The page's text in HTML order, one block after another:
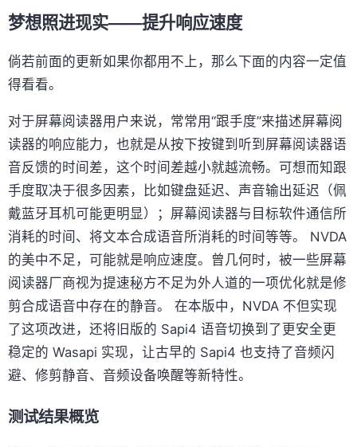
梦想照进现实——提升响应速度
倘若前面的更新如果你都用不上，那么下面的内容一定值
得看看。
对于屏幕阅读器用户来说，常常用“跟手度”来描述屏幕阅
读器的响应能力，也就是从按下按键到听到屏幕阅读器语
音反馈的时间差，这个时间差越小就越流畅。可想而知跟
手度取决于很多因素，比如键盘延迟、声音输出延迟（佩
戴蓝牙耳机可能更明显）；屏幕阅读器与目标软件通信所
消耗的时间、将文本合成语音所消耗的时间等等。 NVDA
的美中不足，可能就是响应速度。曾几何时，被一些屏幕
阅读器厂商视为提速秘方不足为外人道的一项优化就是修
剪合成语音中存在的静音。 在本版中，NVDA 不但实现
了这项改进，还将旧版的 Sapi4 语音切换到了更安全更
稳定的 Wasapi 实现，让古早的 Sapi4 也支持了音频闪
避、修剪静音、音频设备唤醒等新特性。
测试结果概览